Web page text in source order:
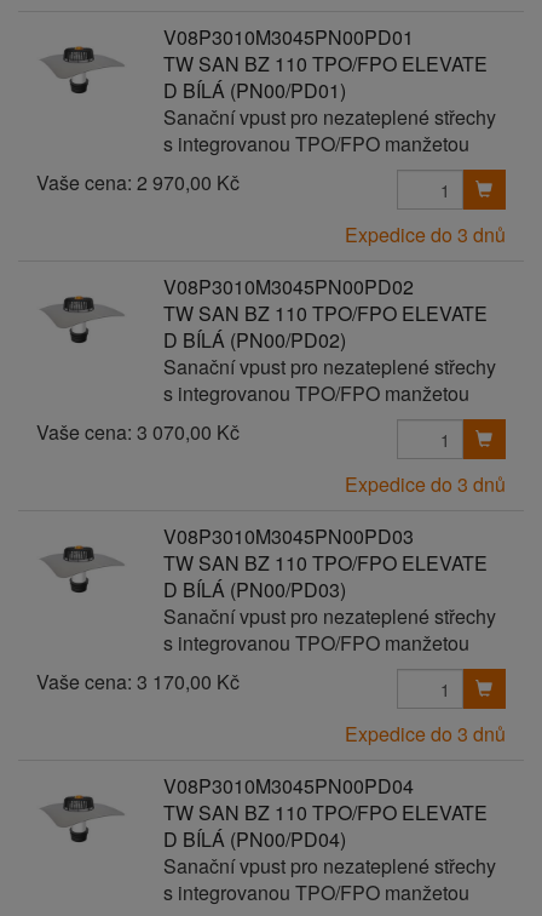
V08P3010M3045PN00PD01
TW SAN BZ 110 TPO/FPO ELEVATE
D BÍLÁ (PN00/PD01)
Sanační vpust pro nezateplené střechy
s integrovanou TPO/FPO manžetou
Vaše cena: 2 970,00 Kč
Expedice do 3 dnů
V08P3010M3045PN00PD02
TW SAN BZ 110 TPO/FPO ELEVATE
D BÍLÁ (PN00/PD02)
Sanační vpust pro nezateplené střechy
s integrovanou TPO/FPO manžetou
Vaše cena: 3 070,00 Kč
Expedice do 3 dnů
V08P3010M3045PN00PD03
TW SAN BZ 110 TPO/FPO ELEVATE
D BÍLÁ (PN00/PD03)
Sanační vpust pro nezateplené střechy
s integrovanou TPO/FPO manžetou
Vaše cena: 3 170,00 Kč
Expedice do 3 dnů
V08P3010M3045PN00PD04
TW SAN BZ 110 TPO/FPO ELEVATE
D BÍLÁ (PN00/PD04)
Sanační vpust pro nezateplené střechy
s integrovanou TPO/FPO manžetou